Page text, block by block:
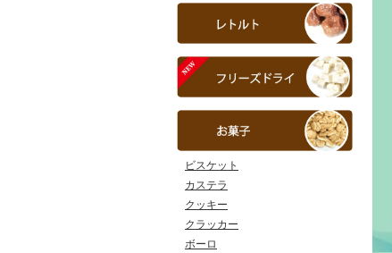
ビスケット
カステラ
クッキー
クラッカー
ボーロ